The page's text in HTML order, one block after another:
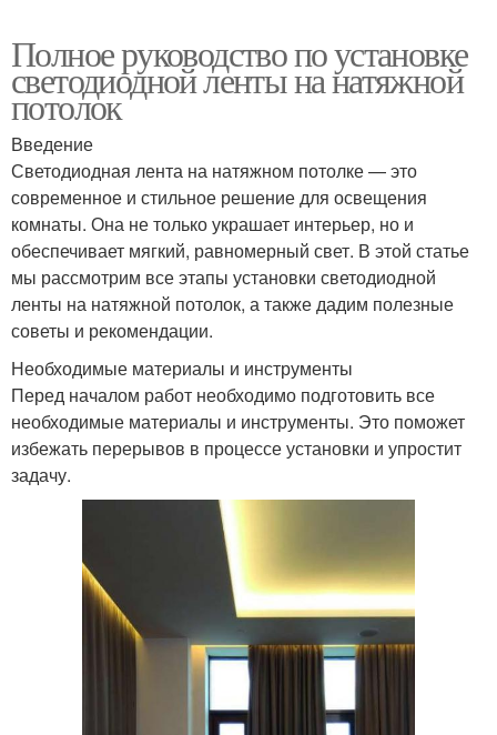
Полное руководство по установке
светодиодной ленты на натяжной
потолок
Введение
Светодиодная лента на натяжном потолке — это
современное и стильное решение для освещения
комнаты. Она не только украшает интерьер, но и
обеспечивает мягкий, равномерный свет. В этой статье
мы рассмотрим все этапы установки светодиодной
ленты на натяжной потолок, а также дадим полезные
советы и рекомендации.
Необходимые материалы и инструменты
Перед началом работ необходимо подготовить все
необходимые материалы и инструменты. Это поможет
избежать перерывов в процессе установки и упростит
задачу.